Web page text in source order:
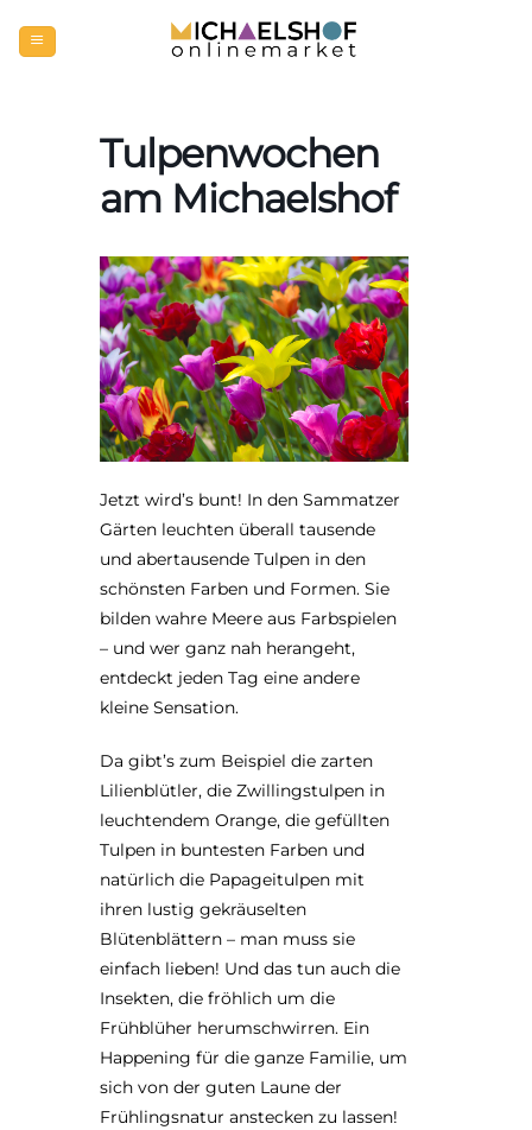
Inhalt
springen
Tulpenwochen
am Michaelshof
Jetzt wird’s bunt! In den Sammatzer
Gärten leuchten überall tausende
und abertausende Tulpen in den
schönsten Farben und Formen. Sie
bilden wahre Meere aus Farbspielen
– und wer ganz nah herangeht,
entdeckt jeden Tag eine andere
kleine Sensation.
Da gibt’s zum Beispiel die zarten
Lilienblütler, die Zwillingstulpen in
leuchtendem Orange, die gefüllten
Tulpen in buntesten Farben und
natürlich die Papageitulpen mit
ihren lustig gekräuselten
Blütenblättern – man muss sie
einfach lieben! Und das tun auch die
Insekten, die fröhlich um die
Frühblüher herumschwirren. Ein
Happening für die ganze Familie, um
sich von der guten Laune der
Frühlingsnatur anstecken zu lassen!